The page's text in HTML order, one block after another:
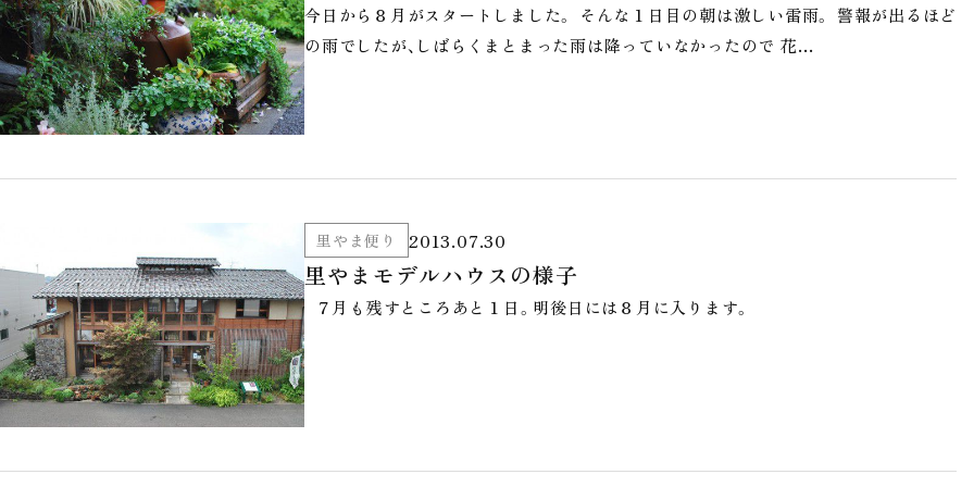
今日から８月がスタートしました。 そんな１日目の朝は激しい雷雨。 警報が出るほど
の雨でしたが、しばらくまとまった雨は降っていなかったので 花…
里やま便り 2013.07.30
里やまモデルハウスの様子
７月も残すところあと１日。明後日には８月に入ります。